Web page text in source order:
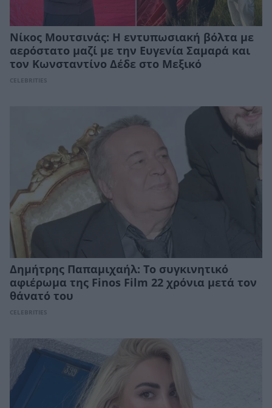
Νίκος Μουτσινάς: Η εντυπωσιακή βόλτα με
αερόστατο μαζί με την Ευγενία Σαμαρά και
τον Κωνσταντίνο Δέδε στο Μεξικό
CELEBRITIES
Δημήτρης Παπαμιχαήλ: Το συγκινητικό
αφιέρωμα της Finos Film 22 χρόνια μετά τον
θάνατό του
CELEBRITIES